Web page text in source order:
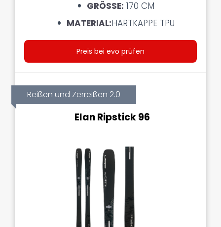
GRÖSSE: 170 CM
MATERIAL:HARTKAPPE TPU
Preis bei evo prüfen
Reißen und Zerreißen 2.0
Elan Ripstick 96